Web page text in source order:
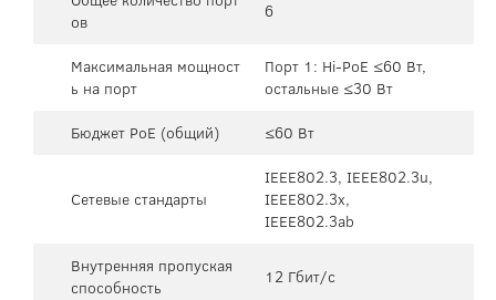
ов
6
Максимальная мощност
ь на порт
Порт 1: Hi-PoE ≤60 Вт,
остальные ≤30 Вт
Бюджет PoE (общий)
≤60 Вт
Сетевые стандарты
IEEE802.3, IEEE802.3u,
IEEE802.3x,
IEEE802.3ab
Внутренняя пропуская
способность
12 Гбит/с